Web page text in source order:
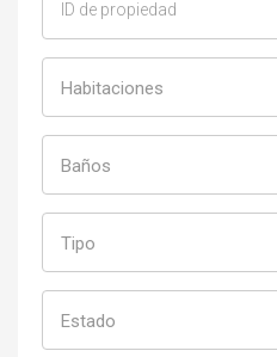
Habitaciones
Baños
Tipo
Estado